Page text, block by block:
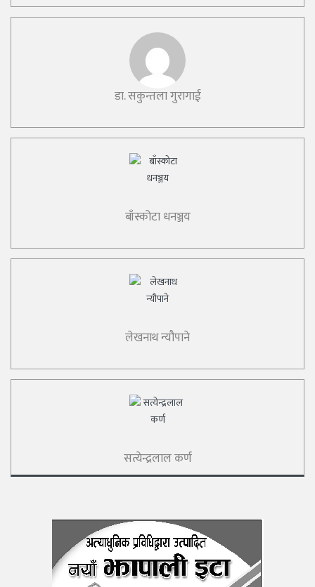
डा. सकुन्तला गुरागाई
बाँस्कोटा धनञ्जय
लेखनाथ न्यौपाने
सत्येन्द्रलाल कर्ण